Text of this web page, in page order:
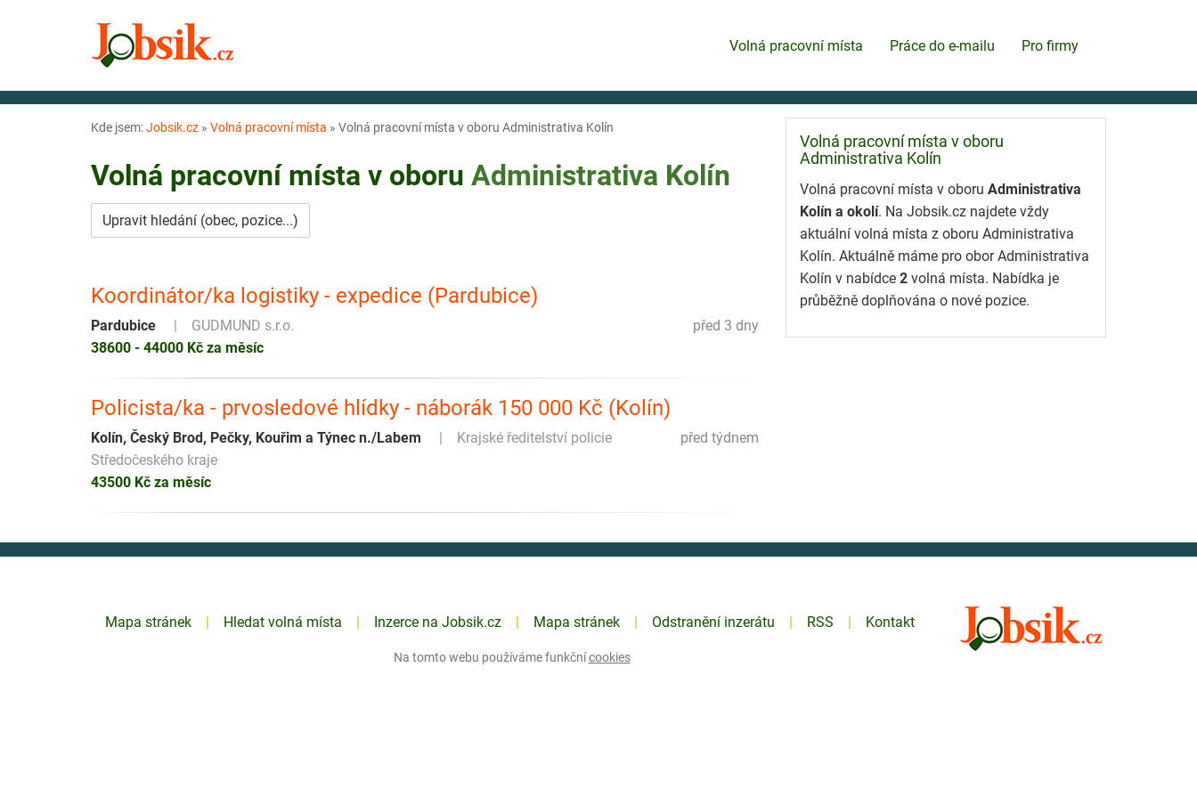
Volná pracovní místa Práce do e-mailu Pro firmy
Kde jsem:Jobsik.cz » Volná pracovní místa » Volná pracovní místa v oboru Administrativa Kolín
Volná pracovní místa v oboru Administrativa Kolín
Upravit hledání (obec, pozice...)
Koordinátor/ka logistiky - expedice (Pardubice)
před 3 dny
Pardubice
GUDMUND s.r.o.
38600 - 44000 Kč za měsíc
Policista/ka - prvosledové hlídky - náborák 150 000 Kč (Kolín)
před týdnem
Kolín, Český Brod, Pečky, Kouřim a Týnec n./Labem
Krajské ředitelství policie
Středočeského kraje
43500 Kč za měsíc
Volná pracovní místa v oboru
Administrativa Kolín
Volná pracovní místa v oboru Administrativa
Kolín a okolí. Na Jobsik.cz najdete vždy
aktuální volná místa z oboru Administrativa
Kolín. Aktuálně máme pro obor Administrativa
Kolín v nabídce 2 volná místa. Nabídka je
průběžně doplňována o nové pozice.
Mapa stránek Hledat volná místa Inzerce na Jobsik.cz Mapa stránek Odstranění inzerátu RSS Kontakt
Na tomto webu používáme funkčnícookies